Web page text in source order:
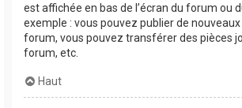
est affichée en bas de l’écran du forum ou
exemple : vous pouvez publier de
forum, vous pouvez transférer des pièces
forum, etc.
Haut